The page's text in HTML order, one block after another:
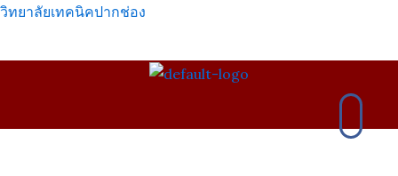
Skip
content
วิทยาลัยเทคนิคปากช่อง